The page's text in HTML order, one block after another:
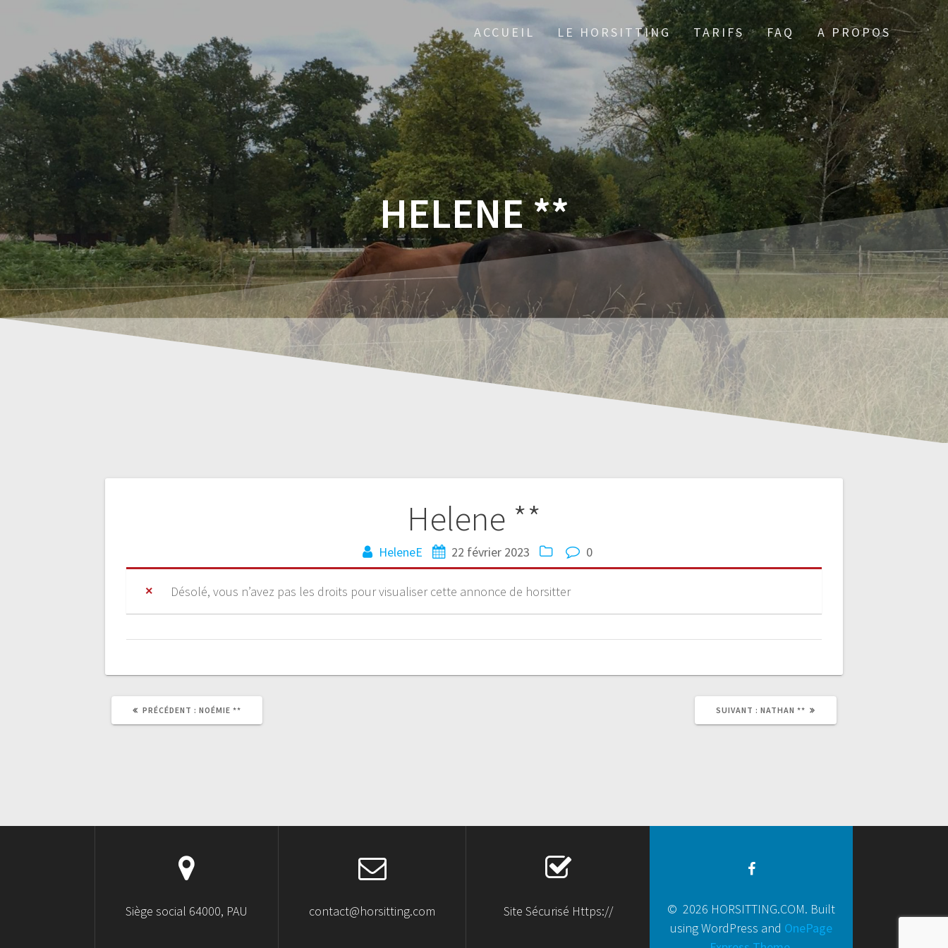
ACCUEIL LE HORSITTING TARIFS FAQ A PROPOS
HELENE **
Helene **
HeleneE 22 février 2023 0
Désolé, vous n’avez pas les droits pour visualiser cette annonce de horsitter
PRÉCÉDENT : NOÉMIE ** SUIVANT : NATHAN **
Siège social 64000, PAU contact@horsitting.com Site Sécurisé Https://
© 2026 HORSITTING.COM. Built
using WordPress and OnePage